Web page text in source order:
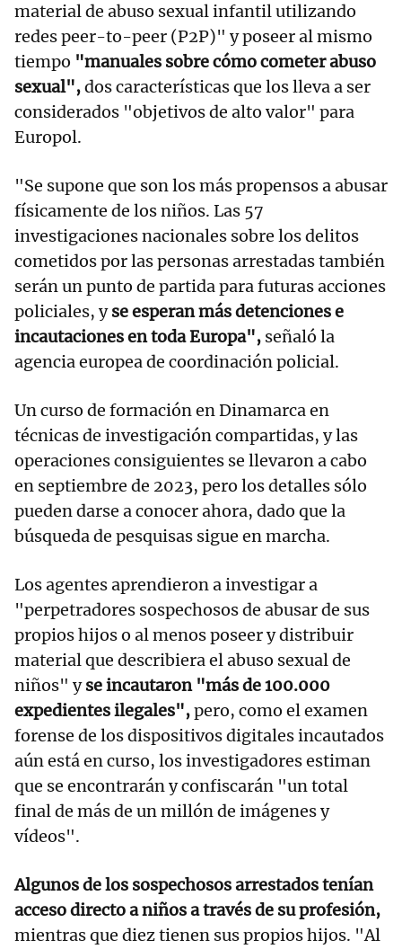
material de abuso sexual infantil utilizando
redes peer-to-peer (P2P)" y poseer al mismo
tiempo "manuales sobre cómo cometer abuso
sexual",dos características que los lleva a ser
considerados "objetivos de alto valor" para
Europol.
"Se supone que son los más propensos a abusar
físicamente de los niños. Las 57
investigaciones nacionales sobre los delitos
cometidos por las personas arrestadas también
serán un punto de partida para futuras acciones
policiales, yse esperan más detenciones e
incautaciones en toda Europa", señaló la
agencia europea de coordinación policial.
Un curso de formación en Dinamarca en
técnicas de investigación compartidas, y las
operaciones consiguientes se llevaron a cabo
en septiembre de 2023, pero los detalles sólo
pueden darse a conocer ahora, dado que la
búsqueda de pesquisas sigue en marcha.
Los agentes aprendieron a investigar a
"perpetradores sospechosos de abusar de sus
propios hijos o al menos poseer y distribuir
material que describiera el abuso sexual de
niños" yse incautaron "más de 100.000
expedientes ilegales",pero, como el examen
forense de los dispositivos digitales incautados
aún está en curso, los investigadores estiman
que se encontrarán y confiscarán "un total
final de más de un millón de imágenes y
vídeos".
Algunos de los sospechosos arrestados tenían
acceso directo a niños a través de su profesión,
mientras que diez tienen sus propios hijos. "Al